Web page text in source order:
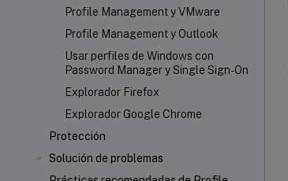
Profile Management y VMware
Profile Management y Outlook
Usar perfiles de Windows con
Password Manager y Single Sign-On
Explorador Firefox
Explorador Google Chrome
Protección
Solución de problemas